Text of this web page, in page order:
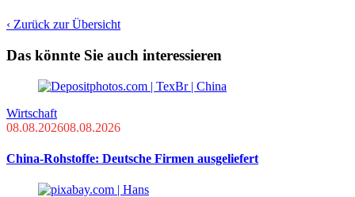
‹ Zurück zur Übersicht
Das könnte Sie auch interessieren
Wirtschaft
08.08.202608.08.2026
China-Rohstoffe: Deutsche Firmen ausgeliefert